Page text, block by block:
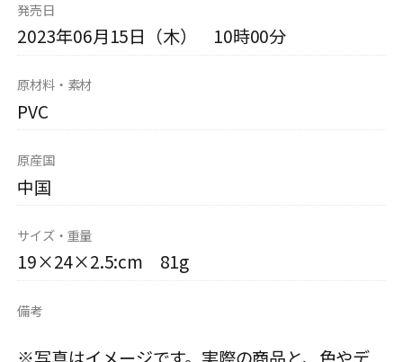
発売日
2023年06月15日（木） 10時00分
原材料・素材
PVC
原産国
中国
サイズ・重量
19×24×2.5:cm 81g
備考